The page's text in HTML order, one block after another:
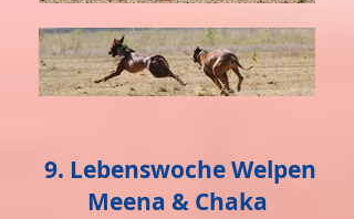
9. Lebenswoche Welpen
Meena & Chaka